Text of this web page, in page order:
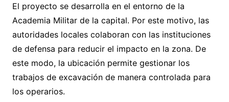
El proyecto se desarrolla en el entorno de la
Academia Militar de la capital. Por este motivo, las
autoridades locales colaboran con las instituciones
de defensa para reducir el impacto en la zona. De
este modo, la ubicación permite gestionar los
trabajos de excavación de manera controlada para
los operarios.